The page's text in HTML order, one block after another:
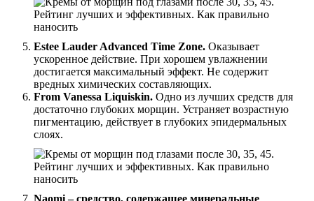
Estee Lauder Advanced Time Zone. Оказывает
ускоренное действие. При хорошем увлажнении
достигается максимальный эффект. Не содержит
вредных химических составляющих.
From Vanessa Liquiskin. Одно из лучших средств для
достаточно глубоких морщин. Устраняет возрастную
пигментацию, действует в глубоких эпидермальных
слоях.
Naomi – средство, содержащее минеральные